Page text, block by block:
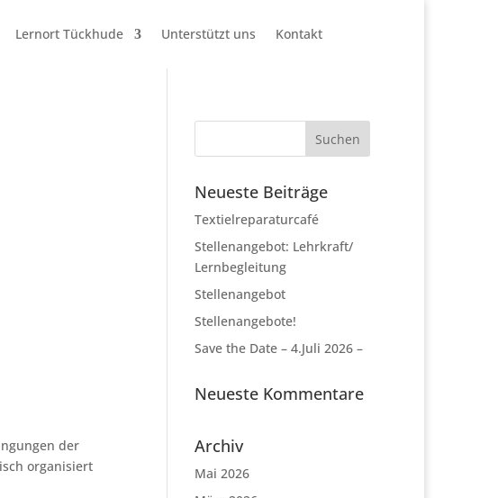
Lernort Tückhude Unterstützt uns Kontakt
der
organisiert
Neueste Beiträge
Textielreparaturcafé
Stellenangebot: Lehrkraft/
Lernbegleitung
Stellenangebot
Stellenangebote!
Save the Date – 4.Juli 2026 –
Neueste Kommentare
Archiv
Mai 2026